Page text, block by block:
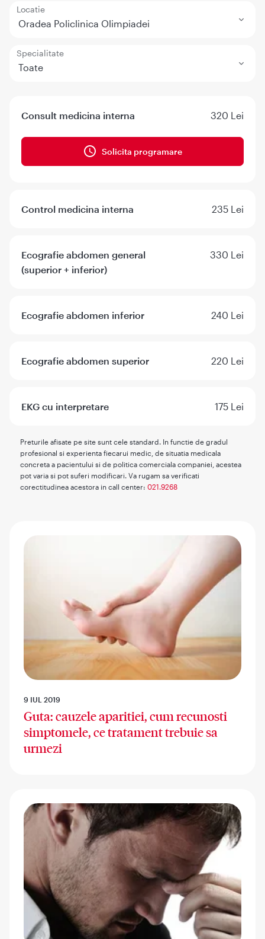
Locatie
Oradea Policlinica Olimpiadei
Specialitate
Toate
Consult medicina interna 320 Lei
Solicita programare
Control medicina interna 235 Lei
Ecografie abdomen general
(superior + inferior)
330 Lei
Ecografie abdomen inferior 240 Lei
Ecografie abdomen superior 220 Lei
EKG cu interpretare 175 Lei
Preturile afisate pe site sunt cele standard. In functie de gradul
profesional si experienta fiecarui medic, de situatia medicala
concreta a pacientului si de politica comerciala companiei, acestea
pot varia si pot suferi modificari. Va rugam sa verificati
corectitudinea acestora in call center: 021.9268
9 IUL 2019
Guta: cauzele aparitiei, cum recunosti
simptomele, ce tratament trebuie sa
urmezi